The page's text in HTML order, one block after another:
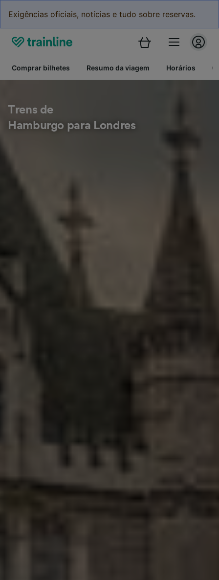
Exigências oficiais, notícias e tudo sobre reservas.
Comprar bilhetes Resumo da viagem Horários
Trens de
Hamburgo para Londres